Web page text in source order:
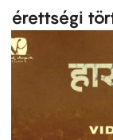
érettségi